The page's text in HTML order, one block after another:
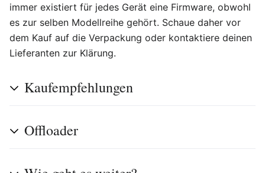
immer existiert für jedes Gerät eine Firmware, obwohl
es zur selben Modellreihe gehört. Schaue daher vor
dem Kauf auf die Verpackung oder kontaktiere deinen
Lieferanten zur Klärung.
Kaufempfehlungen
Offloader